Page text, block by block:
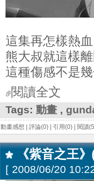
這集再怎樣熱
熊大叔就這樣
這種傷感不是
閱讀全文
Tags: 動畫 ,
動畫感想 評論(0) 引用(0) 閱讀
《紫音之王
[ 2008/06/20